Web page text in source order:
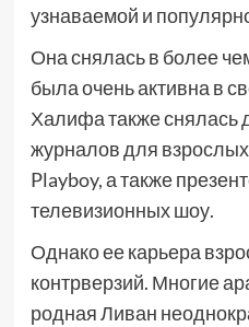
узнаваемой и
Она снялась в более
была очень активна в
Халифа также снялась
журналов для
Playboy, а также
телевизионных шоу.
Однако ее карьера
контрверзий. Многие
родная Ливан